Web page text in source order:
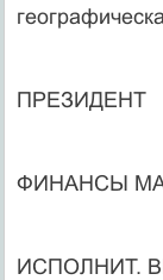
ПРЕЗИДЕНТ
ФИНАНСЫ
ИСПОЛНИТ.